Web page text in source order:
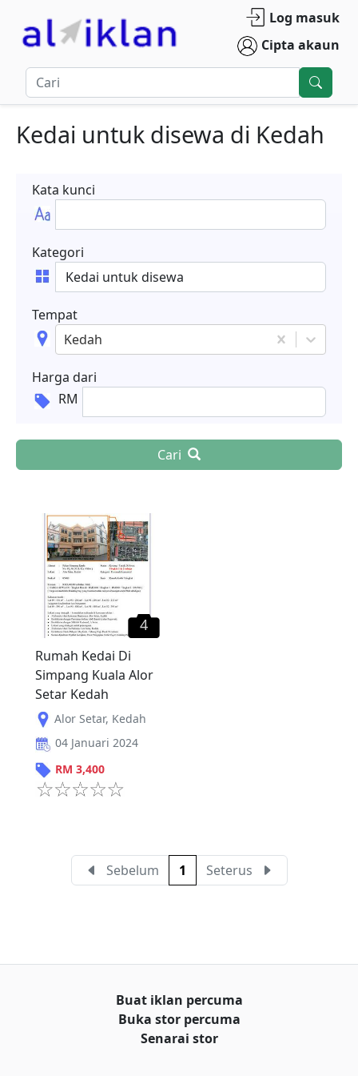
Log masuk
Cipta akaun
Kedai untuk disewa di Kedah
Kata kunci
Kategori
Tempat
Kedah
Harga dari
RM
Cari
4
Rumah Kedai Di
Simpang Kuala Alor
Setar Kedah
Alor Setar, Kedah
04 Januari 2024
RM 3,400
Sebelum 1 Seterus
Buat iklan percuma
Buka stor percuma
Senarai stor